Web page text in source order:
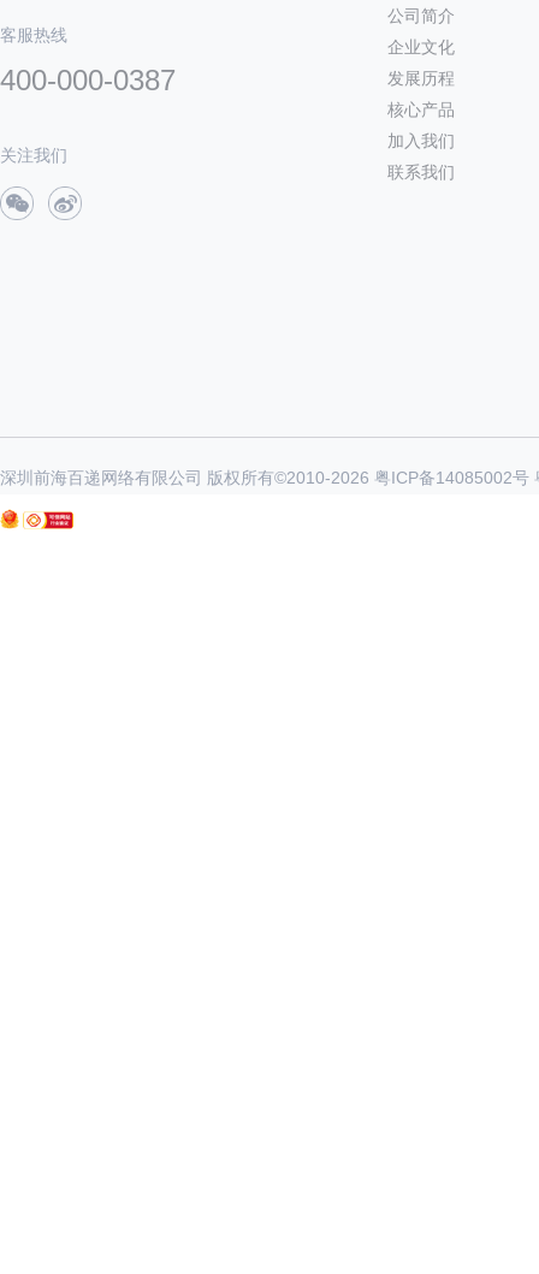
客服热线
400-000-0387
关注我们
公司简介
企业文化
发展历程
核心产品
加入我们
联系我们
深圳前海百递网络有限公司 版权所有©2010-2026 粤ICP备14085002号